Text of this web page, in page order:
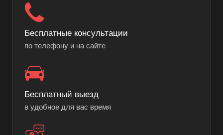
Бесплатные консультации
по телефону и на сайте
Бесплатный выезд
в удобное для вас время